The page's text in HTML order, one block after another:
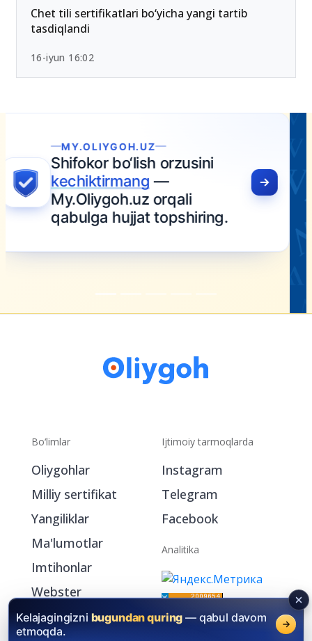
Chet tili sertifikatlari bo‘yicha yangi tartib
tasdiqlandi
16-iyun 16:02
Bo‘limlar
Oliygohlar
Milliy sertifikat
Yangiliklar
Ma'lumotlar
Imtihonlar
Webster
My.Oliygoh.uz
Ijtimoiy tarmoqlarda
Instagram
Telegram
Facebook
Analitika
Kelajagingizni bugundan quring — qabul davom
etmoqda.